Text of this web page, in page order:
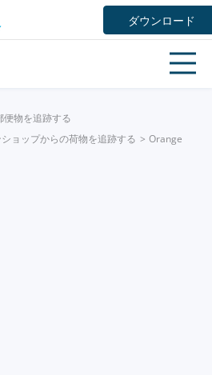
ダウンロード
便物を追跡する
ョップからの荷物を追跡する
Orange